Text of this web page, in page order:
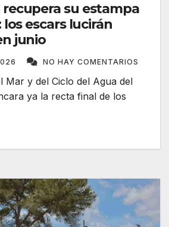
su estampa
los escars lucirán
junio
NO HAY COMENTARIOS
Mar y del Ciclo del Agua del
ya la recta final de los